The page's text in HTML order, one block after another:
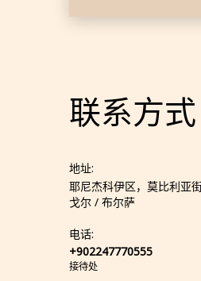
联系方式
地址:
耶尼杰科伊区，莫比利亚
戈尔 / 布尔萨
电话:
+902247770555
接待处